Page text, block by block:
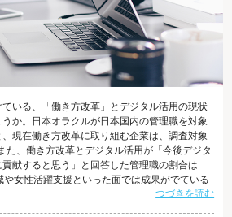
いる、「働き方改革」とデジタル活用の現状
か。日本オラクルが日本国内の管理職を対象
現在働き方改革に取り組む企業は、調査対象
た、働き方改革とデジタル活用が「今後デジタ
献すると思う」と回答した管理職の割合は
女性活躍支援といった面では成果がでている
き方改革の効果が十分でないという認識が約半
つづきを読む